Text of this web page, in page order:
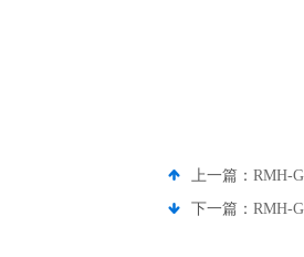
上一篇： RMH-
下一篇： RMH-